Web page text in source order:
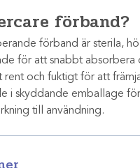
förband?
förband är sterila,
för att snabbt absorbera
rent och fuktigt för att
i skyddande emballage
till användning.